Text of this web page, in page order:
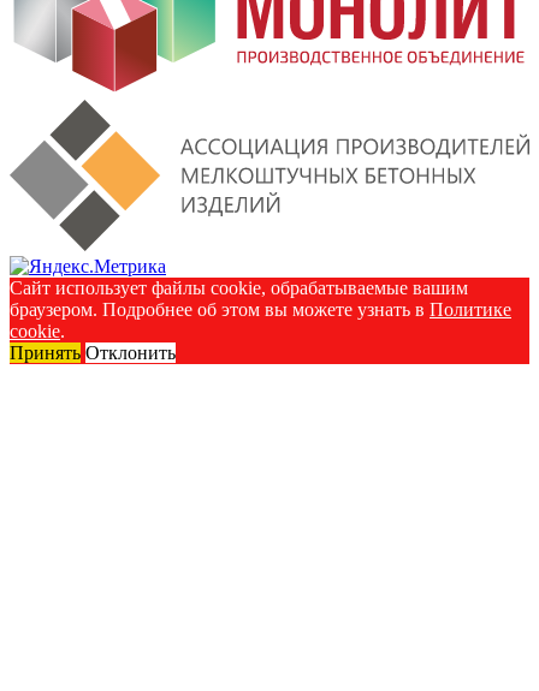
Сайт использует файлы cookie, обрабатываемые вашим
браузером. Подробнее об этом вы можете узнать в Политике
cookie.
Принять Отклонить